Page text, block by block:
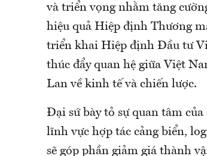
và triển vọng nhằm tăng
hiệu quả Hiệp định Thương
triển khai Hiệp định Đầu tư
thúc đẩy quan hệ giữa Việt
Lan về kinh tế và chiến lược.
Đại sứ bày tỏ sự quan tâm
lĩnh vực hợp tác cảng biển,
sẽ góp phần giảm giá thành